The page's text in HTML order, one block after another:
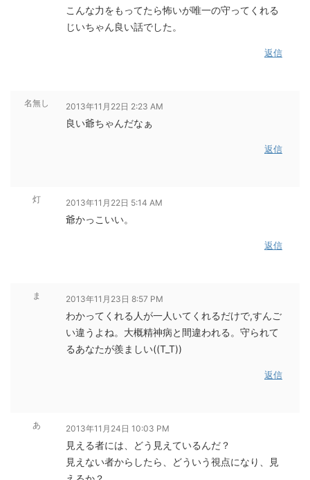
こんな力をもってたら怖いが唯一の守ってくれる
じいちゃん良い話でした。
返信
名無し 2013年11月22日 2:23 AM
良い爺ちゃんだなぁ
返信
灯 2013年11月22日 5:14 AM
爺かっこいい。
返信
ま 2013年11月23日 8:57 PM
わかってくれる人が一人いてくれるだけで,すんご
い違うよね。大概精神病と間違われる。守られて
るあなたが羨ましい((T_T))
返信
あ 2013年11月24日 10:03 PM
見える者には、どう見えているんだ？
見えない者からしたら、どういう視点になり、見